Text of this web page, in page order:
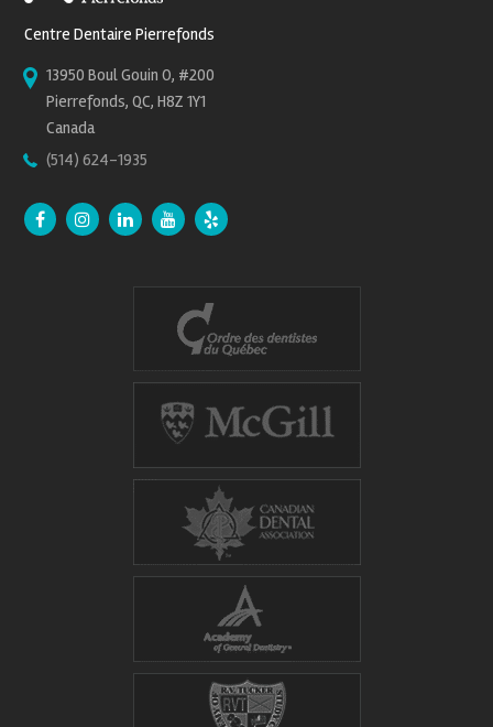
Centre Dentaire Pierrefonds
13950 Boul Gouin O, #200
Pierrefonds, QC, H8Z 1Y1
Canada
(514) 624-1935